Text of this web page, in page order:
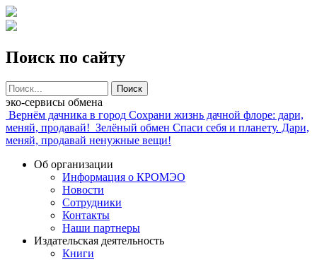
Поиск по сайту
Поиск
эко-сервисы обмена
Вернём дачника в город Сохрани жизнь дачной флоре: дари,
меняй, продавай! Зелёный обмен Спаси себя и планету. Дари,
меняй, продавай ненужные вещи!
Об организации
Информация о КРОМЭО
Новости
Сотрудники
Контакты
Наши партнеры
Издательская деятельность
Книги